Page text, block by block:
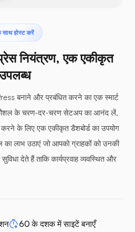
साथ होस्ट करें
नियंत्रण, एक एकीकृत
बनाने और प्रबंधित करने का एक स्मार्ट
कौशल के चरण-दर-चरण सेटअप का आनंद लें,
करने के लिए एक एकीकृत डैशबोर्ड का उपयोग
लाभ उठाएं जो आपको ग्राहकों को उनकी
देते हैं ताकि कार्यप्रवाह व्यवस्थित और
60 के दशक में साइटें बनाएँ